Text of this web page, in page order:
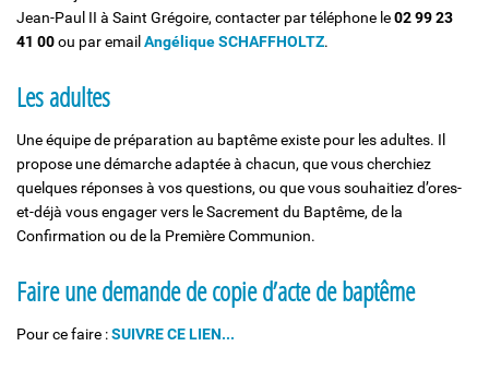
Jean-Paul II à Saint Grégoire, contacter par téléphone le02 99 23
41 00ou par email Angélique SCHAFFHOLTZ.
Les adultes
Une équipe de préparation au baptême existe pour les adultes. Il
propose une démarche adaptée à chacun, que vous cherchiez
quelques réponses à vos questions, ou que vous souhaitiez d’ores-
et-déjà vous engager vers le Sacrement du Baptême, de la
Confirmation ou de la Première Communion.
Faire une demande de copie d’acte de baptême
Pour ce faire :SUIVRE CE LIEN...